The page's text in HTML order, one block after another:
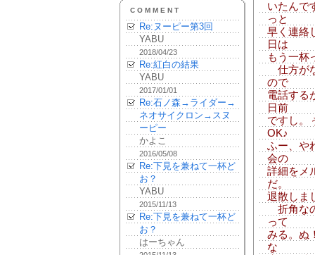
COMMENT
Re:ヌーピー第3回
YABU
2018/04/23
Re:紅白の結果
YABU
2017/01/01
Re:石ノ森→ライダー→
ネオサイクロン→スヌ
ーピー
かよこ
2016/05/08
Re:下見を兼ねて一杯ど
お？
YABU
2015/11/13
Re:下見を兼ねて一杯ど
お？
はーちゃん
いたんで
っと
早く連絡
日は
もう一杯
仕方が
ので
電話する
日前
ですし。
OK♪
ふー、や
会の
詳細をメ
だ。
退散しま
折角な
って
みる。ぬ
な